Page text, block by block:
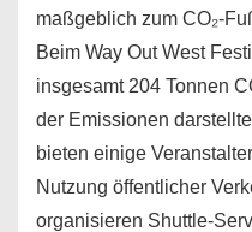
maßgeblich zum CO₂-
Beim Way Out West
insgesamt 204 Tonnen
der Emissionen
bieten einige
Nutzung öffentlicher
organisieren Shuttle-